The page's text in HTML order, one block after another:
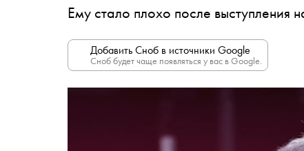
Ему стало плохо после
Добавить Сноб в источники Google
Сноб будет чаще появляться у вас в Google.